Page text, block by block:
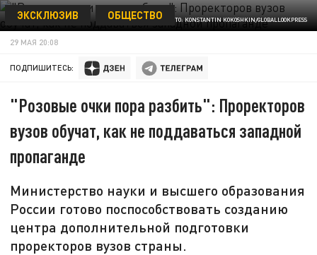
ФОТО: KONSTANTIN KOKOSHKIN/GLOBALLOOKPRESS
ЭКСКЛЮЗИВ ОБЩЕСТВО
29 МАЯ 20:08
ПОДПИШИТЕСЬ:
"Розовые очки пора разбить": Проректоров
вузов обучат, как не поддаваться западной
пропаганде
Министерство науки и высшего образования
России готово поспособствовать созданию
центра дополнительной подготовки
проректоров вузов страны.